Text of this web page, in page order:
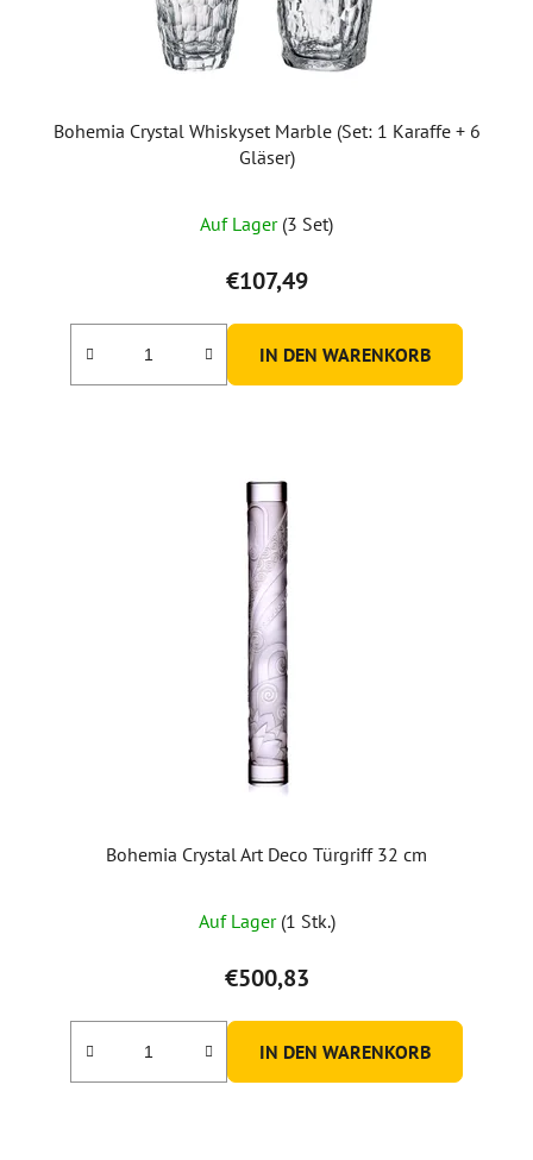
Bohemia Crystal Whiskyset Marble (Set: 1 Karaffe + 6
Gläser)
Auf Lager (3 Set)
€107,49
IN DEN WARENKORB
Bohemia Crystal Art Deco Türgriff 32 cm
Auf Lager (1 Stk.)
€500,83
IN DEN WARENKORB